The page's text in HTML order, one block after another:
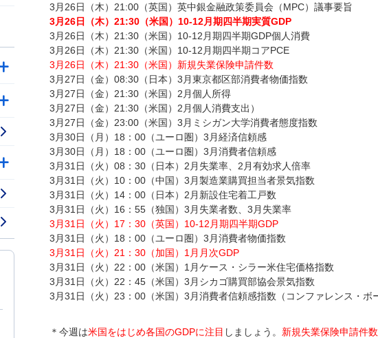
3月26日（木）21:00（英国）英中銀金融政策委員会（MPC）議事要旨
3月26日（木）21:30（米国）10-12月期四半期実質GDP
3月26日（木）21:30（米国）10-12月期四半期GDP個人消費
3月26日（木）21:30（米国）10-12月期四半期コアPCE
3月26日（木）21:30（米国）新規失業保険申請件数
3月27日（金）08:30（日本）3月東京都区部消費者物価指数
3月27日（金）21:30（米国）2月個人所得
3月27日（金）21:30（米国）2月個人消費支出）
3月27日（金）23:00（米国）3月ミシガン大学消費者態度指数
3月30日（月）18：00（ユーロ圏）3月経済信頼感
3月30日（月）18：00（ユーロ圏）3月消費者信頼感
3月31日（火）08：30（日本）2月失業率、2月有効求人倍率
3月31日（火）10：00（中国）3月製造業購買担当者景気指数
3月31日（火）14：00（日本）2月新設住宅着工戸数
3月31日（火）16：55（独国）3月失業者数、3月失業率
3月31日（火）17：30（英国）10-12月期四半期GDP
3月31日（火）18：00（ユーロ圏）3月消費者物価指数
3月31日（火）21：30（加国）1月月次GDP
3月31日（火）22：00（米国）1月ケース・シラー米住宅価格指数
3月31日（火）22：45（米国）3月シカゴ購買部協会景気指数
3月31日（火）23：00（米国）3月消費者信頼感指数（コンファレンス・ボ
＊今週は米国をはじめ各国のGDPに注目 しましょう。 新規失業保険申請件